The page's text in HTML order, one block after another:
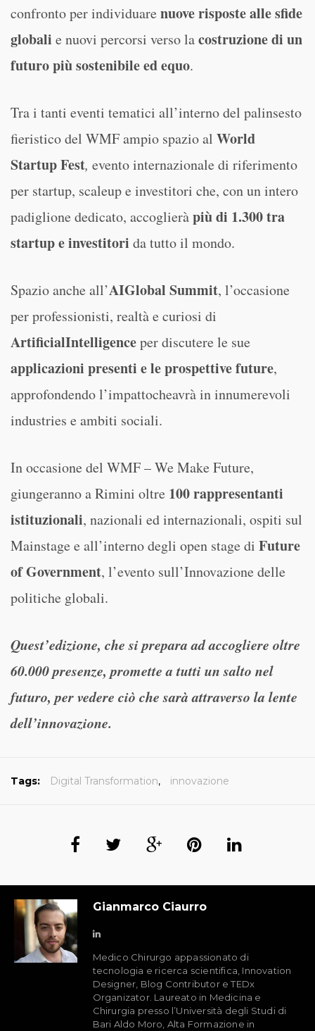
confronto per individuare nuove risposte alle sfide
globali e nuovi percorsi verso lacostruzione di un
futuro più sostenibile ed equo.
Tra i tanti eventi tematici all’interno del palinsesto
fieristico del WMF ampio spazio al World
Startup Fest, evento internazionale di riferimento
per startup, scaleup e investitori che, con un intero
padiglione dedicato, accoglieràpiù di 1.300 tra
startup e investitori da tutto il mondo.
Spazio anche all’AIGlobal Summit, l’occasione
per professionisti, realtà e curiosi di
ArtificialIntelligenceper discutere le sue
applicazioni presenti e le prospettive future,
approfondendo l’impattocheavrà in innumerevoli
industries e ambiti sociali.
In occasione del WMF – We Make Future,
giungeranno a Rimini oltre 100 rappresentanti
istituzionali, nazionali ed internazionali, ospiti sul
Mainstage e all’interno degli open stage di Future
of Government, l’evento sull’Innovazione delle
politiche globali.
Quest’edizione, che si prepara ad accogliere oltre
60.000 presenze, promette a tutti un salto nel
futuro, per vedere ciò che sarà attraverso la lente
dell’innovazione.
Tags: Digital Transformation, innovazione
Gianmarco Ciaurro
Medico Chirurgo appassionato di
tecnologia e ricerca scientifica, Innovation
Designer, Blog Contributor e TEDx
Organizator. Laureato in Medicina e
Chirurgia presso l’Università degli Studi di
Bari Aldo Moro, Alta Formazione in